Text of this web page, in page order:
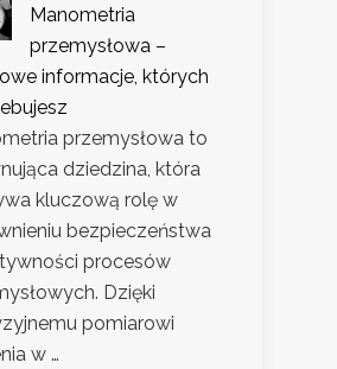
Manometria
przemysłowa –
informacje, których
przemysłowa to
dziedzina, która
kluczową rolę w
bezpieczeństwa
procesów
Dzięki
pomiarowi
w …